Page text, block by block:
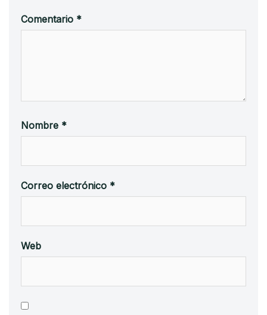
Comentario *
Nombre *
Correo electrónico *
Web